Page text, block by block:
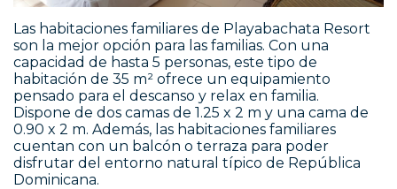
Las habitaciones familiares de Playabachata Resort
son la mejor opción para las familias. Con una
capacidad de hasta 5 personas, este tipo de
habitación de 35 m² ofrece un equipamiento
pensado para el descanso y relax en familia.
Dispone de dos camas de 1.25 x 2 m y una cama de
0.90 x 2 m. Además, las habitaciones familiares
cuentan con un balcón o terraza para poder
disfrutar del entorno natural típico de República
Dominicana.